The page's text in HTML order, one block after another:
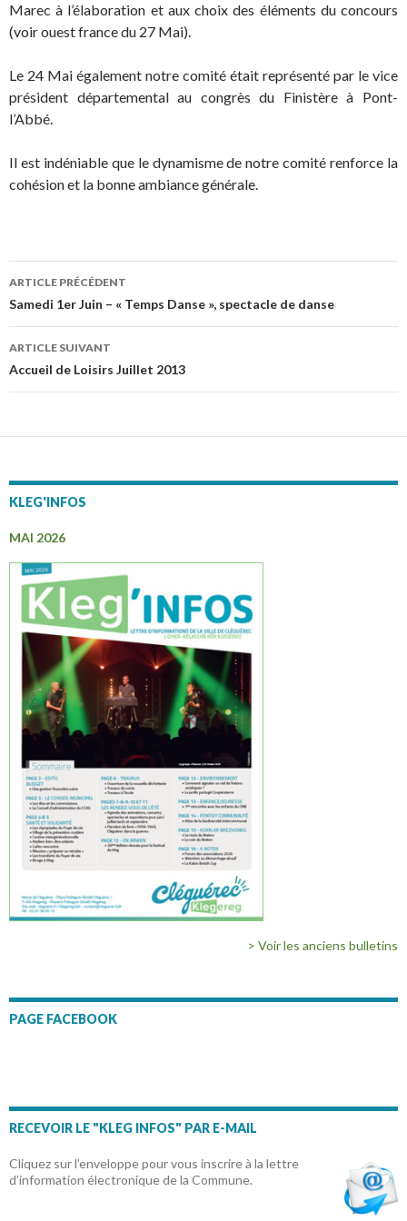
Marec à l’élaboration et aux choix des éléments du concours
(voir ouest france du 27 Mai).
Le 24 Mai également notre comité était représenté par le vice
président départemental au congrès du Finistère à Pont-
l’Abbé.
Il est indéniable que le dynamisme de notre comité renforce la
cohésion et la bonne ambiance générale.
Navigation
des
articles
ARTICLE PRÉCÉDENT
Samedi 1er Juin – « Temps Danse », spectacle de danse
ARTICLE SUIVANT
Accueil de Loisirs Juillet 2013
KLEG'INFOS
MAI 2026
> Voir les anciens bulletins
PAGE FACEBOOK
RECEVOIR LE "KLEG INFOS" PAR E-MAIL
Cliquez sur l’enveloppe pour vous inscrire à la lettre
d’information électronique de la Commune.